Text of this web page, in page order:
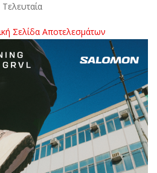
Τελευταία
Σελίδα Αποτελεσμάτων